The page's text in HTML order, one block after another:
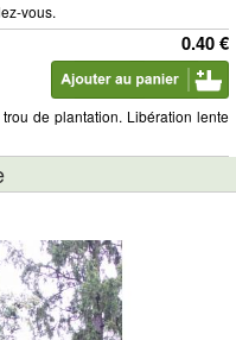
vous.
0.40 €
de plantation. Libération lente